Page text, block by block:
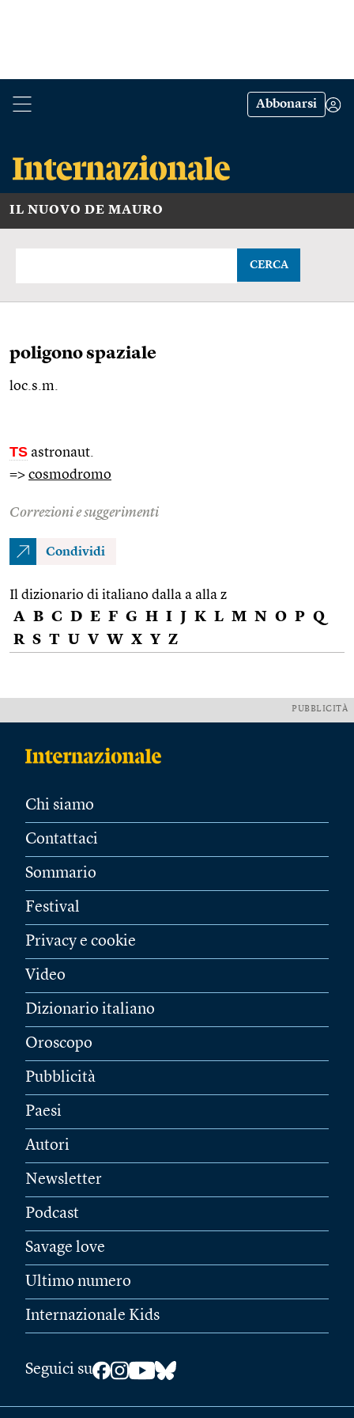
Abbonarsi
IL NUOVO DE MAURO
CERCA
poligono spaziale
loc.s.m.
TS astronaut.
=> cosmodromo
Correzioni e suggerimenti
Condividi
Il dizionario di italiano dalla a alla z
A B C D E F G H I J K L M N O P Q
R S T U V W X Y Z
PUBBLICITÀ
Chi siamo
Contattaci
Sommario
Festival
Privacy e cookie
Video
Dizionario italiano
Oroscopo
Pubblicità
Paesi
Autori
Newsletter
Podcast
Savage love
Ultimo numero
Internazionale Kids
Seguici su